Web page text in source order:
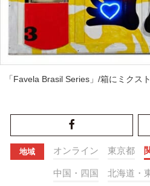
「Favela Brasil Series」/箱にミクス
地域 オンライン 東京都
中国・四国 北海道・